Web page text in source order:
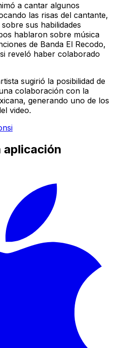
a cantar algunos
las risas del cantante,
sus habilidades
hablaron sobre música
de Banda El Recodo,
reveló haber colaborado
sugirió la posibilidad de
colaboración con la
generando uno de los
video.
aplicación